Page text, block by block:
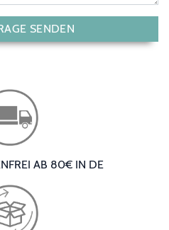
SENDEN
AB 80€ IN DE